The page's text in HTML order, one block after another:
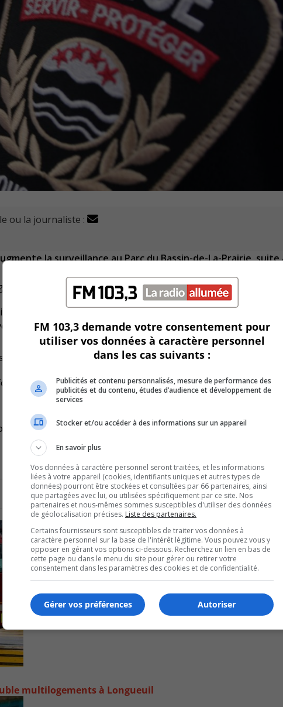
ou la journaliste :
la surveillance au Parc du Bassin-de-La-Prairie, suite
provenant du parc situé au 1000 rue du Quai.
neuf constats d’infractions ont été émis, dont pour action
et infraction à la sécurité routière.
dans les prochaines semaines pour faire arrêter ces
à ce sujet, ils peuvent contacter le 911 pour une
777 de manière anonyme.
multilogements à Longueuil
FM 103,3 demande votre consentement pour
utiliser vos données à caractère personnel
dans les cas suivants :
Publicités et contenu personnalisés, mesure de performance des
publicités et du contenu, études d’audience et développement de
services
Stocker et/ou accéder à des informations sur un appareil
En savoir plus
Vos données à caractère personnel seront traitées, et les informations
liées à votre appareil (cookies, identifiants uniques et autres types de
données) pourront être stockées et consultées par 66 partenaires, ainsi
que partagées avec lui, ou utilisées spécifiquement par ce site. Nos
partenaires et nous-mêmes sommes susceptibles d'utiliser des données
de géolocalisation précises. Liste des partenaires.
Certains fournisseurs sont susceptibles de traiter vos données à
caractère personnel sur la base de l'intérêt légitime. Vous pouvez vous y
opposer en gérant vos options ci-dessous. Recherchez un lien en bas de
cette page ou dans le menu du site pour gérer ou retirer votre
consentement dans les paramètres des cookies et de confidentialité.
Autoriser
Gérer vos préférences